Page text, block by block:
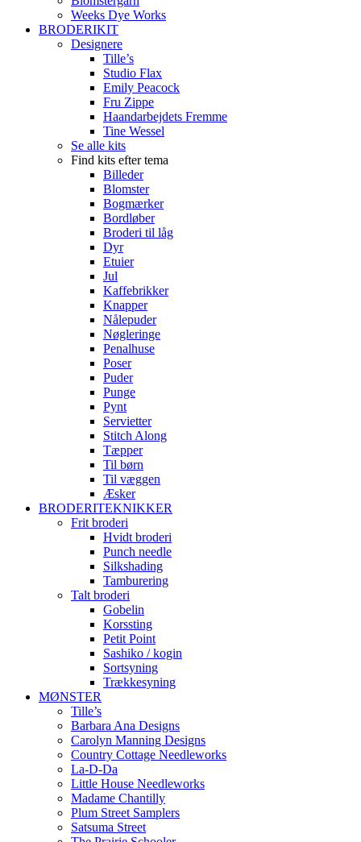
Weeks Dye Works
BRODERIKIT
Designere
Tille’s
Studio Flax
Emily Peacock
Fru Zippe
Haandarbejdets Fremme
Tine Wessel
Se alle kits
Find kits efter tema
Billeder
Blomster
Bogmærker
Bordløber
Broderi til låg
Dyr
Etuier
Jul
Kaffebrikker
Knapper
Nålepuder
Nøgleringe
Penalhuse
Poser
Puder
Punge
Pynt
Servietter
Stitch Along
Tæpper
Til børn
Til væggen
Æsker
BRODERITEKNIKKER
Frit broderi
Hvidt broderi
Punch needle
Silkshading
Tamburering
Talt broderi
Gobelin
Korssting
Petit Point
Sashiko / kogin
Sortsyning
Trækkesyning
MØNSTER
Tille’s
Barbara Ana Designs
Carolyn Manning Designs
Country Cottage Needleworks
La-D-Da
Little House Needleworks
Madame Chantilly
Plum Street Samplers
Satsuma Street